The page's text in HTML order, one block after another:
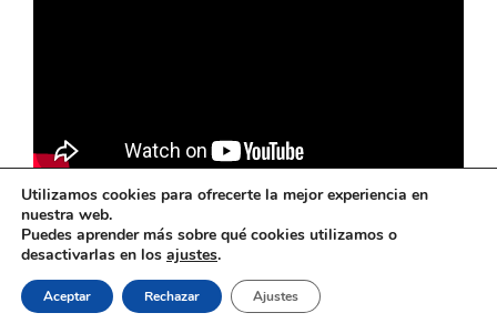
Utilizamos cookies para ofrecerte la mejor experiencia en
nuestra web.
Puedes aprender más sobre qué cookies utilizamos o
desactivarlas en los ajustes.
Aceptar Rechazar Ajustes